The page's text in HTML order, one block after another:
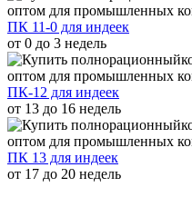
ПК 11-0 для индеек
от 0 до 3 недель
ПК-12 для индеек
от 13 до 16 недель
ПК 13 для индеек
от 17 до 20 недель